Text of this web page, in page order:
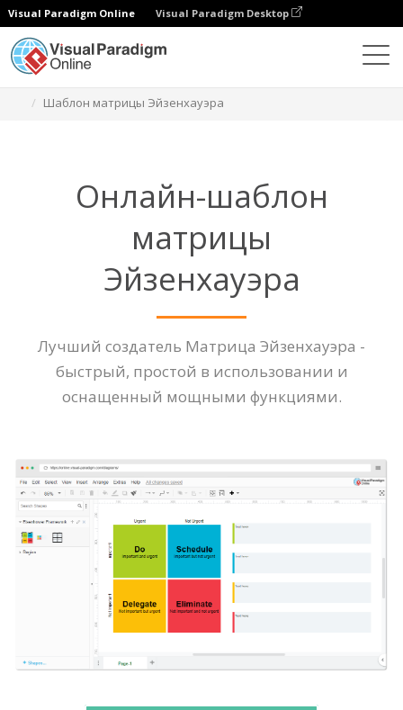
Visual Paradigm Online Visual Paradigm Desktop
Шаблон матрицы Эйзенхауэра
Онлайн-шаблон
матрицы
Эйзенхауэра
Лучший создатель Матрица Эйзенхауэра -
быстрый, простой в использовании и
оснащенный мощными функциями.